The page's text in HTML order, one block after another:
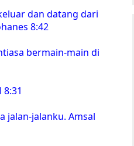
dan datang dari
8:42
bermain-main di
jalan-jalanku. Amsal